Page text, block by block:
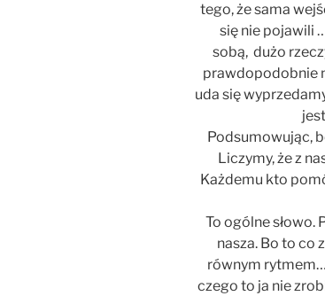
tego, że sama
się nie pojawili
sobą, dużo
prawdopodobnie
uda się
Podsumowując,
Liczymy, że z
Każdemu kto
To ogólne słowo.
nasza. Bo to co
równym
czego to ja nie